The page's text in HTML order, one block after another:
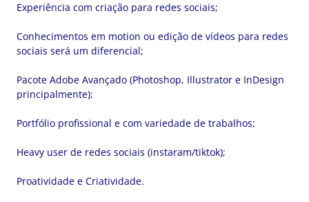
Experiência com criação para redes sociais;
Conhecimentos em motion ou edição de vídeos para redes
sociais será um diferencial;
Pacote Adobe Avançado (Photoshop, Illustrator e InDesign
principalmente);
Portfólio profissional e com variedade de trabalhos;
Heavy user de redes sociais (instaram/tiktok);
Proatividade e Criatividade.